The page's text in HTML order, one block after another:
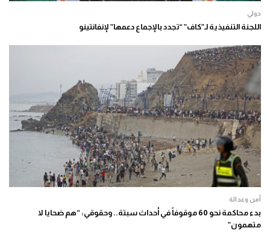
دولي
اللجنة التنفيذية لـ”كاف” “تجدد بالإجماع دعمها” لإنفانتينو
أمن وعدالة
بدء محاكمة نحو 60 موقوفاً في أحداث سبتة.. وحقوقي: “هم ضحايا لا
متهمون”